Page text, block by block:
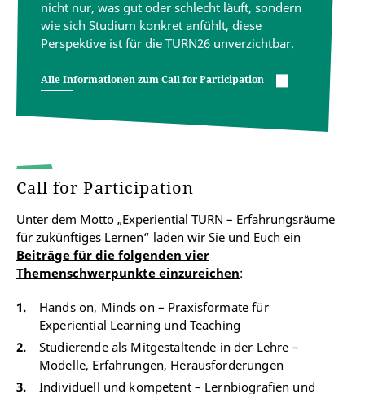
nicht nur, was gut oder schlecht läuft, sondern
wie sich Studium konkret anfühlt, diese
Perspektive ist für die TURN26 unverzichtbar.
Alle Informationen zum Call for Participation
Call for Participation
Unter dem Motto „Experiential TURN – Erfahrungsräume
für zukünftiges Lernen“ laden wir Sie und Euch ein
Beiträge für die folgenden vier
Themenschwerpunkte einzureichen:
Hands on, Minds on – Praxisformate für
Experiential Learning und Teaching
Studierende als Mitgestaltende in der Lehre –
Modelle, Erfahrungen, Herausforderungen
Individuell und kompetent – Lernbiografien und